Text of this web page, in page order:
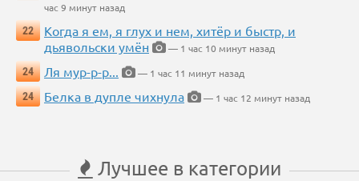
час 9 минут назад
22
Когда я ем, я глух и нем, хитёр и быстр, и
дьявольски умён
— 1 час 10 минут назад
24
Ля мур-р-р...
— 1 час 11 минут назад
24
Белка в дупле чихнула — 1 час 12 минут назад
Лучшее в категории